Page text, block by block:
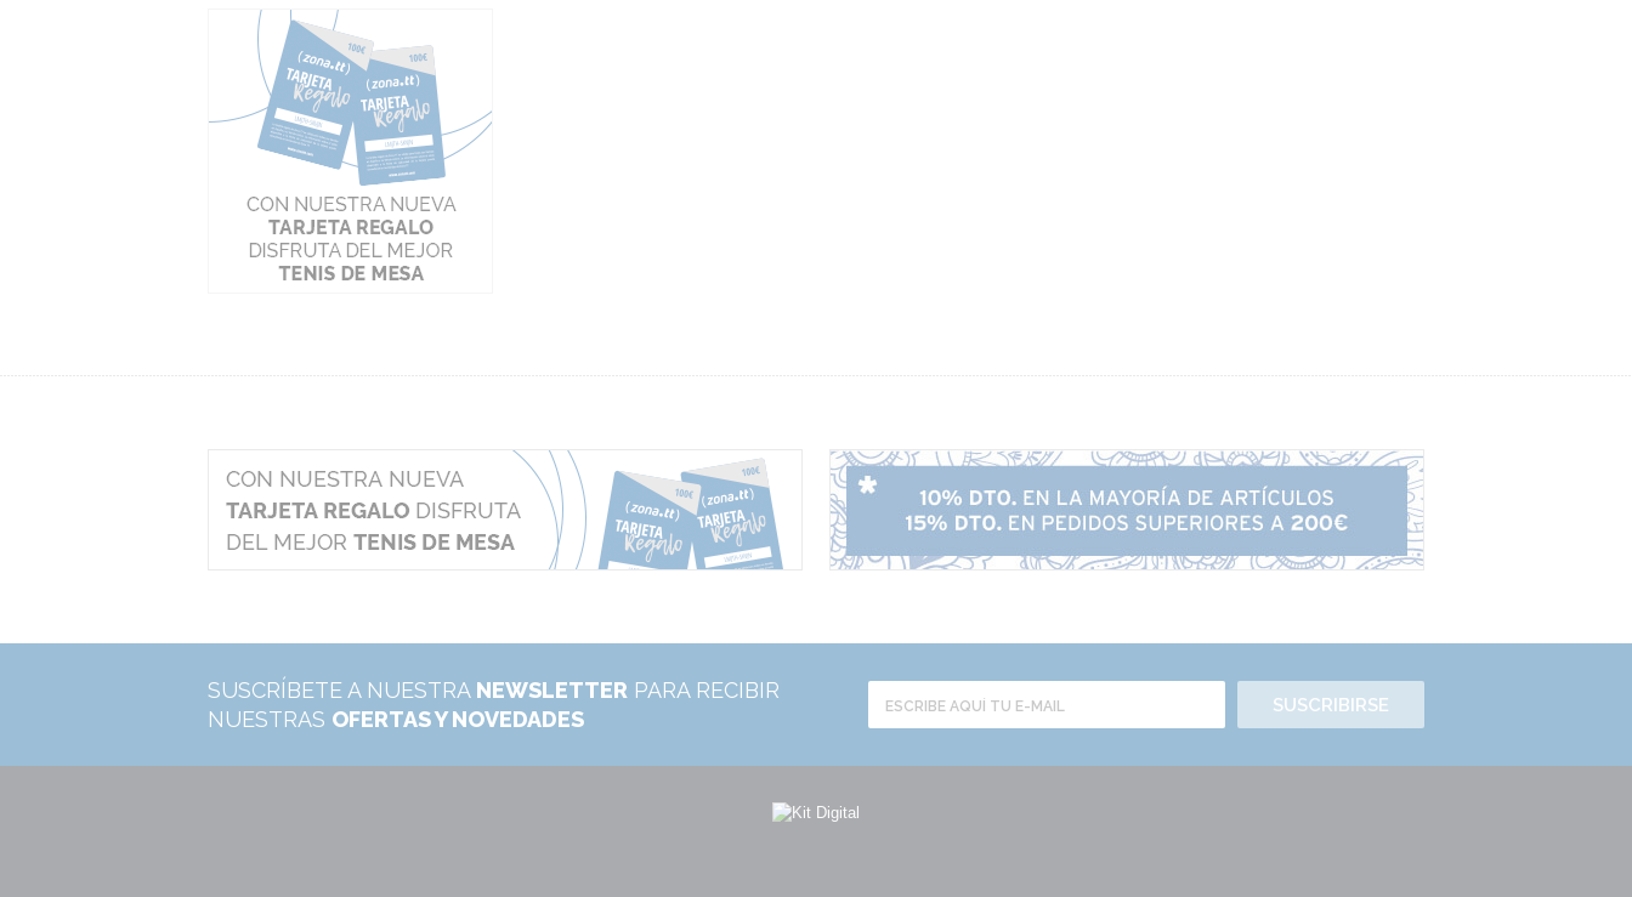
SUSCRÍBETE A NUESTRA NEWSLETTER PARA RECIBIR
NUESTRAS OFERTAS Y NOVEDADES
SUSCRIBIRSE